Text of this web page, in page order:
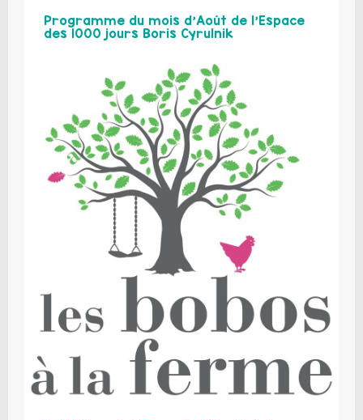
Programme du mois d’Août de l’Espace
des 1000 jours Boris Cyrulnik